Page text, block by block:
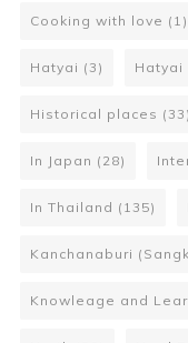
Cooking with love (1)
Hatyai (3) Hatyai
Historical places (33)
In Japan (28)
In Thailand (135)
Kanchanaburi
Knowleage and